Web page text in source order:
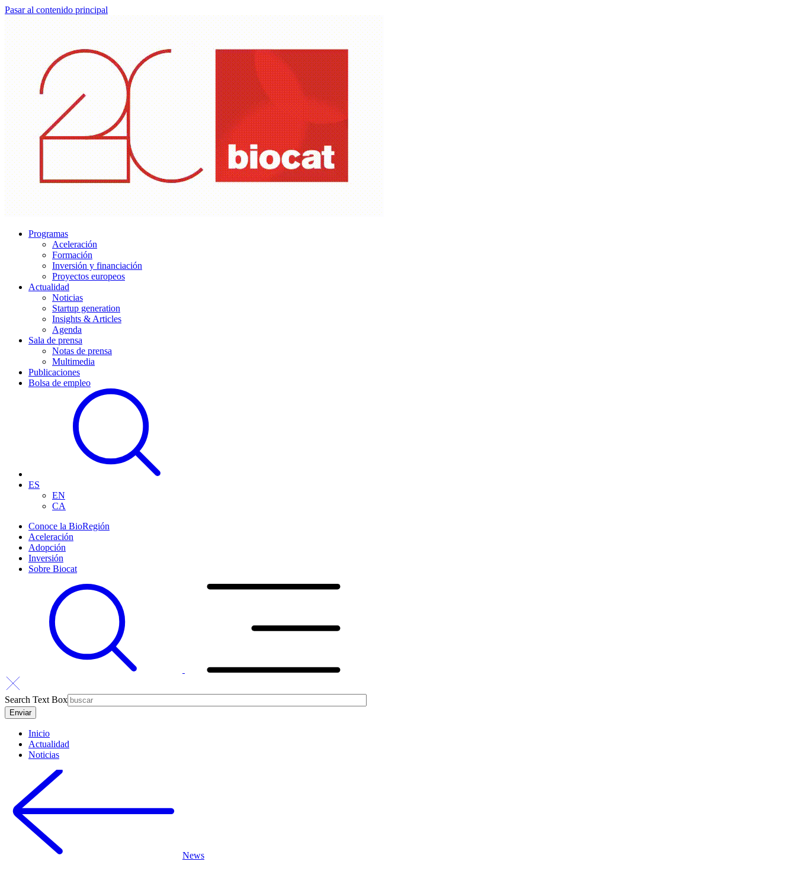
Pasar al contenido principal
Programas
Aceleración
Formación
Inversión y financiación
Proyectos europeos
Actualidad
Noticias
Startup generation
Insights & Articles
Agenda
Sala de prensa
Notas de prensa
Multimedia
Publicaciones
Bolsa de empleo
ES
EN
CA
Conoce la BioRegión
Aceleración
Adopción
Inversión
Sobre Biocat
Search Text Box
Inicio
Actualidad
Noticias
News